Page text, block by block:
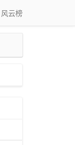
风云榜